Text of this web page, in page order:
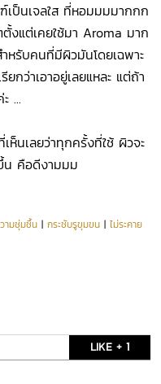
เป็นเจลใส ที่หอมมมมากกก
งแต่เคยใช้มา Aroma มาก
รับคนที่มีผิวมันโดยเฉพาะ
กว่าเอาอยู่เลยแหละ แต่ถ้า
...
นเลยว่าทุกครั้งที่ใช้ ผิวจะ
น คือดีงามมม
ามชุ่มชื้น |กระชับรูขุมขน |ไม่ระคาย
LIKE + 1